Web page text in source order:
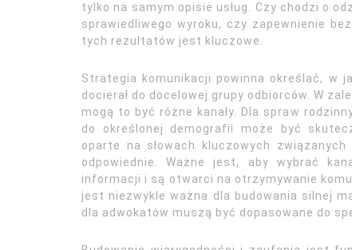
tylko na samym opisie usług. Czy chodzi o
sprawiedliwego wyroku, czy zapewnienie
tych rezultatów jest kluczowe.
Strategia komunikacji powinna określać, w
docierał do docelowej grupy odbiorców. W
mogą to być różne kanały. Dla spraw
do określonej demografii może być
oparte na słowach kluczowych
odpowiednie. Ważne jest, aby wybrać
informacji i są otwarci na otrzymywanie
jest niezwykle ważna dla budowania silnej
dla adwokatów muszą być dopasowane do